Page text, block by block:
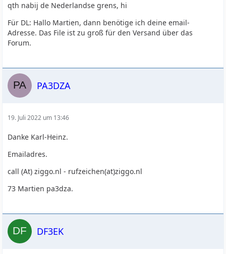
qth nabij de Nederlandse grens, hi
Für DL: Hallo Martien, dann benötige ich deine email-
Adresse. Das File ist zu groß für den Versand über das
Forum.
PA3DZA
19. Juli 2022 um 13:46
Danke Karl-Heinz.
Emailadres.
call (At) ziggo.nl - rufzeichen(at)ziggo.nl
73 Martien pa3dza.
DF3EK